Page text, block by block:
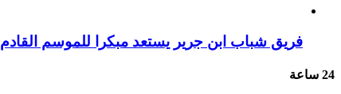
فريق شباب ابن جرير يستعد مبكرا للموسم القادم
24 ساعة